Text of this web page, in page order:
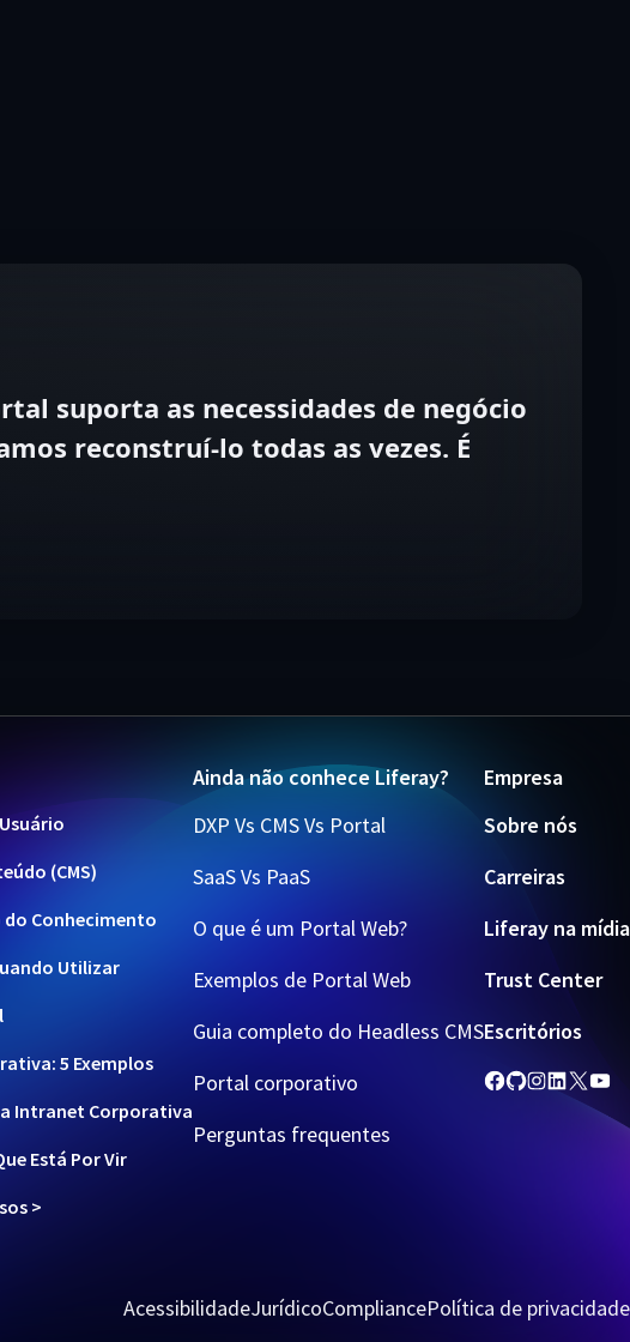
suporta as necessidades de negócio
reconstruí-lo todas as vezes. É
(CMS)
do Conhecimento
Utilizar
5 Exemplos
Intranet Corporativa
Está Por Vir
>
Ainda não conhece Liferay?
DXP Vs CMS Vs Portal
SaaS Vs PaaS
O que é um Portal Web?
Exemplos de Portal Web
Guia completo do Headless CMS
Portal corporativo
Perguntas frequentes
Empresa
Sobre nós
Carreiras
Liferay na mídia
Trust Center
Escritórios
AcessibilidadeJurídicoCompliancePolítica de privacidade